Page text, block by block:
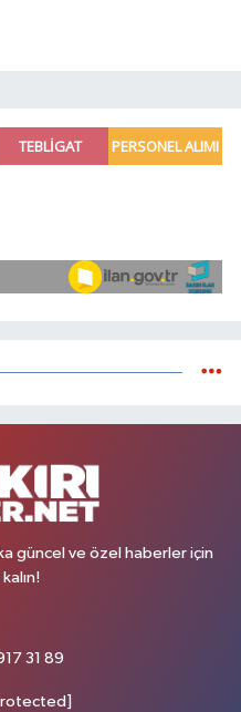
güncel ve özel haberler için
31 89